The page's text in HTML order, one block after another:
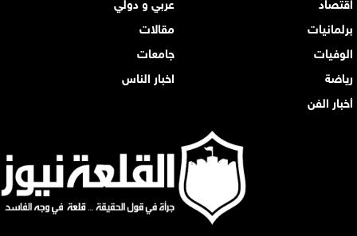
برلمانيات
مقالات
الوفيات
جامعات
رياضة
اخبار الناس
أخبار الفن